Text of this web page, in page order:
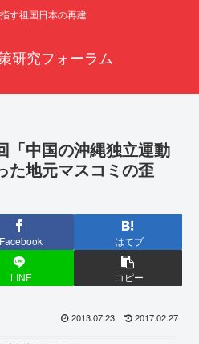
す祖国日本の再建
研究フォーラム
「中国の沖縄独立運動
た地元マスコミの歪
Facebook はてブ
LINE コピー
2013.07.23 2017.02.27